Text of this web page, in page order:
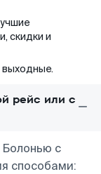
скидки и
выходные.
рейс или с
с
способами: